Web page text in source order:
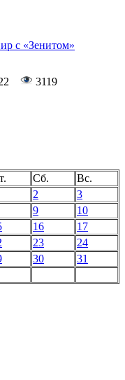
с «Зенитом»
3119
Сб.
Вс.
2
3
9
10
16
17
23
24
30 31